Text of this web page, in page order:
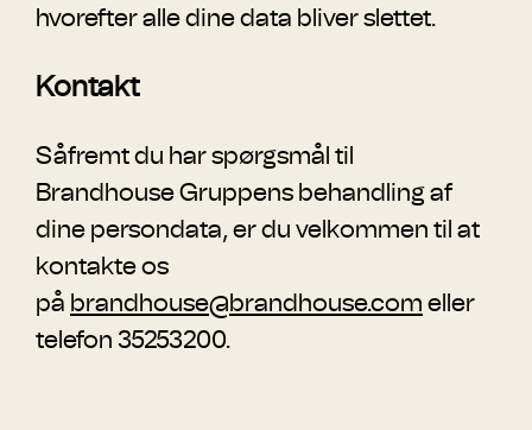
hvorefter alle dine data bliver slettet.
Kontakt
Såfremt du har spørgsmål til
Brandhouse Gruppens behandling af
dine persondata, er du velkommen til at
kontakte os
på brandhouse@brandhouse.comeller
telefon 35253200.